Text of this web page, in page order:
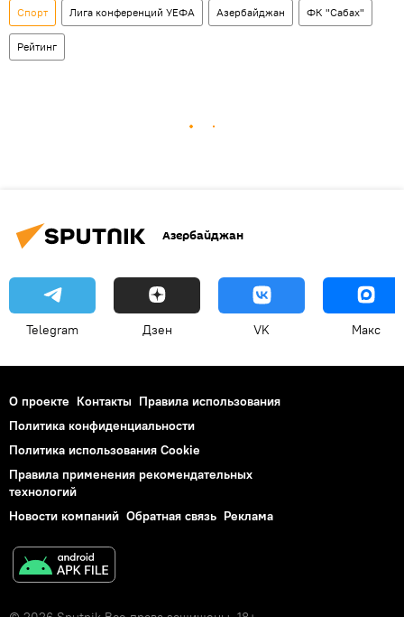
Спорт Лига конференций УЕФА Азербайджан ФК "Сабах"
Рейтинг
Азербайджан
Telegram Дзен VK Макс
О проекте Контакты Правила использования
Политика конфиденциальности
Политика использования Cookie
Правила применения рекомендательных
технологий
Новости компаний Обратная связь Реклама